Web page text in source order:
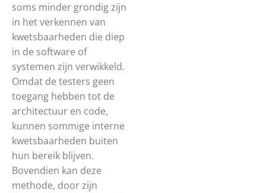
soms minder grondig zijn
in het verkennen van
kwetsbaarheden die diep
in de software of
systemen zijn verwikkeld.
Omdat de testers geen
toegang hebben tot de
architectuur en code,
kunnen sommige interne
kwetsbaarheden buiten
hun bereik blijven.
Bovendien kan deze
methode, door zijn